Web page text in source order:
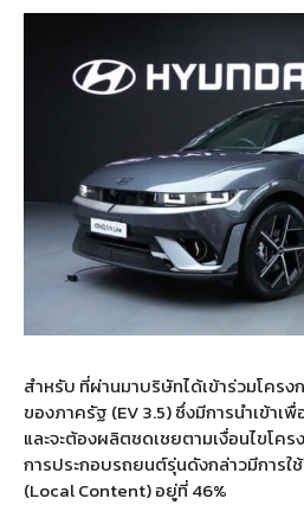
สำหรับ ที่ผ่านมาบริษัทได้เข้าร่วมโคร
ของภาครัฐ (EV 3.5)ซึ่งมีการนำเข้าเ
และจะต้องผลิตชดเชยตามเงื่อนไขโคร
การประกอบรถยนต์รุ่นดังกล่าวมีการใ
(Local Content)อยู่ที่46%